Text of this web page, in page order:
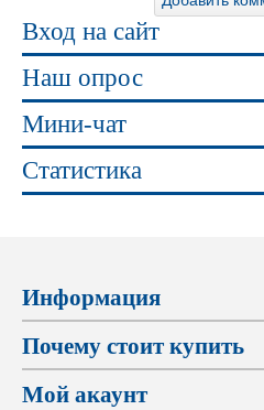
Вход на сайт
Наш опрос
Мини-чат
Статистика
Информация
Почему стоит купить
Мой акаунт